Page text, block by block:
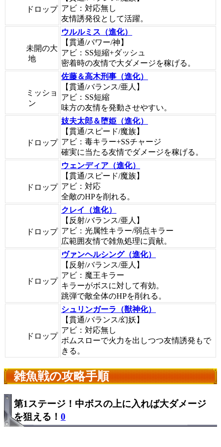
ドロップ アビ：対応無し
友情誘発役として活躍。
未開の大
地
ウルルミス（進化）
【貫通/パワー/神】
アビ：SS短縮+ダッシュ
密着時の友情で大ダメージを稼げる。
ミッショ
ン
佐藤＆高木刑事（進化）
【貫通/バランス/亜人】
アビ：SS短縮
味方の友情を発動させやすい。
ドロップ
妓夫太郎＆堕姫（進化）
【貫通/スピード/魔族】
アビ：毒キラー+SSチャージ
確実に当たる友情でダメージを稼げる。
ドロップ
ウェンディア（進化）
【貫通/スピード/魔族】
アビ：対応
全敵のHPを削れる。
ドロップ
クレイ（進化）
【反射/バランス/亜人】
アビ：光属性キラー/弱点キラー
広範囲友情で雑魚処理に貢献。
ドロップ
ヴァンヘルシング（進化）
【反射/バランス/亜人】
アビ：魔王キラー
キラーがボスに対して有効。
跳弾で敵全体のHPを削れる。
ドロップ
シュリンガーラ（獣神化）
【貫通/バランス/幻妖】
アビ：対応無し
ボムスローで火力を出しつつ友情誘発もで
きる。
雑魚戦の攻略手順
第1ステージ！中ボスの上に入れば大ダメージ
を狙える！ 0